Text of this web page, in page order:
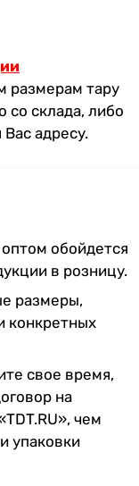
размерам тару
со склада, либо
адресу.
обойдется
в розницу.
размеры,
конкретных
свое время,
на
чем
упаковки